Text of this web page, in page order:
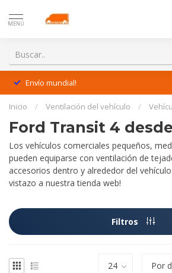
MENÚ
Envío mundial!
Inicio / Ventilación del vehículo /
Ford Transit 4
Los vehículos comerciales pequeños,
pueden equiparse con ventilación de
accesorios dentro y alrededor del vehículo
vistazo a nuestra tienda web!
Filtros